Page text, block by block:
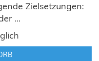
Zielsetzungen:
...